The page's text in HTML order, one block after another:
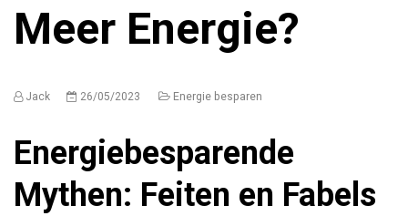
Meer Energie?
Jack 26/05/2023 Energie besparen
Energiebesparende
Mythen: Feiten en Fabels